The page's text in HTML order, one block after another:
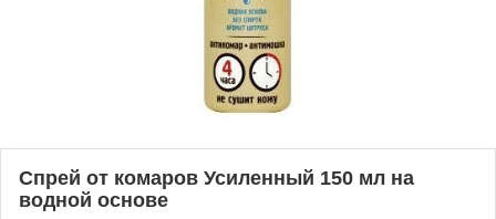
Спрей от комаров Усиленный 150 мл на
водной основе